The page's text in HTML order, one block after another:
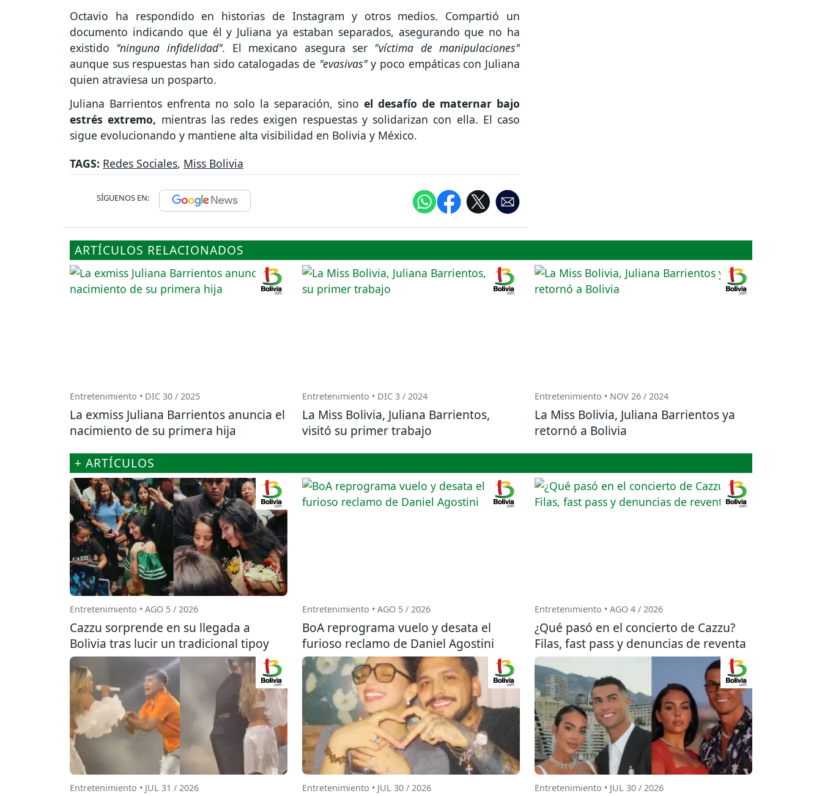
Octavio ha respondido en historias de Instagram y otros medios. Compartió un
documento indicando que él y Juliana ya estaban separados, asegurando que no ha
existido "ninguna infidelidad". El mexicano asegura ser "víctima de manipulaciones"
aunque sus respuestas han sido catalogadas de "evasivas"y poco empáticas con Juliana
quien atraviesa un posparto.
Juliana Barrientos enfrenta no solo la separación, sino el desafío de maternar bajo
estrés extremo, mientras las redes exigen respuestas y solidarizan con ella. El caso
sigue evolucionando y mantiene alta visibilidad en Bolivia y México.
TAGS: Redes Sociales, Miss Bolivia
SÍGUENOS EN:
ARTÍCULOS RELACIONADOS
Entretenimiento • DIC 30 / 2025
La exmiss Juliana Barrientos anuncia el
nacimiento de su primera hija
Entretenimiento • DIC 3 / 2024
La Miss Bolivia, Juliana Barrientos,
visitó su primer trabajo
Entretenimiento • NOV 26 / 2024
La Miss Bolivia, Juliana Barrientos ya
retornó a Bolivia
+ ARTÍCULOS
Entretenimiento • AGO 5 / 2026
Cazzu sorprende en su llegada a
Bolivia tras lucir un tradicional tipoy
Entretenimiento • AGO 5 / 2026
BoA reprograma vuelo y desata el
furioso reclamo de Daniel Agostini
Entretenimiento • AGO 4 / 2026
¿Qué pasó en el concierto de Cazzu?
Filas, fast pass y denuncias de reventa
Entretenimiento • JUL 31 / 2026 Entretenimiento • JUL 30 / 2026 Entretenimiento • JUL 30 / 2026